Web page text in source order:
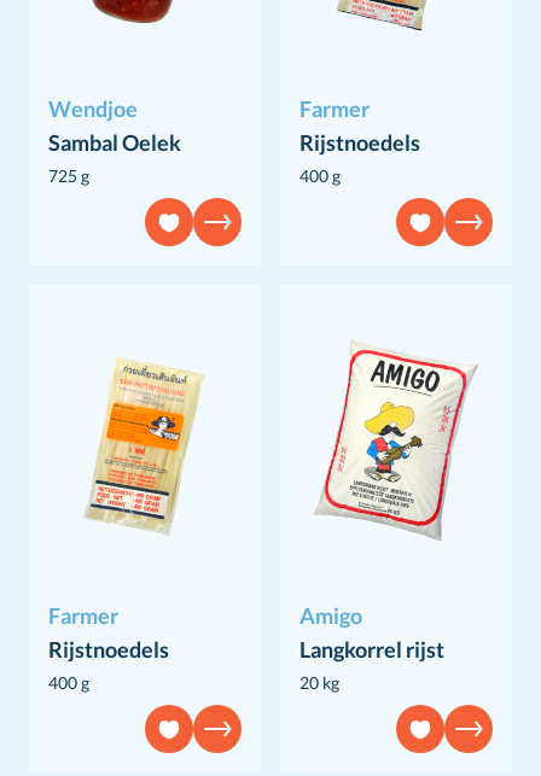
Wendjoe
Sambal Oelek
725 g
Farmer
Rijstnoedels
400 g
Farmer
Rijstnoedels
400 g
Amigo
Langkorrel rijst
20 kg